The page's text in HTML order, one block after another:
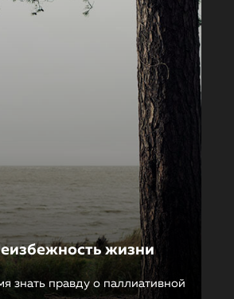
жизни
знать правду о паллиативной